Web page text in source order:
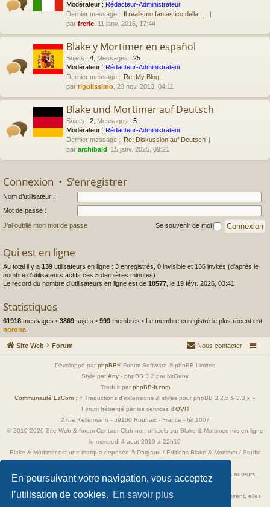
En poursuivant votre navigation, vous acceptez
l’utilisation de cookies. En savoir plus
Modérateur : Rédacteur-Administrateur
Dernier message : Il realismo fantastico della …
par freric , 11 janv. 2016, 17:44
Blake y Mortimer en español
Sujets : 4 Messages : 25
Modérateur : Rédacteur-Administrateur
Dernier message : Re: My Blog
par rigolissimo , 23 nov. 2013, 04:11
Blake und Mortimer auf Deutsch
Sujets : 2 Messages : 5
Modérateur : Rédacteur-Administrateur
Dernier message : Re: Diskussion auf Deutsch
par archibald , 15 janv. 2025, 09:21
Connexion • S’enregistrer
Nom d’utilisateur :
Mot de passe :
J’ai oublié mon mot de passe Se souvenir de moi
Qui est en ligne
Au total il y a 139 utilisateurs en ligne : 3 enregistrés, 0 invisible et 136 invités (d’après le
nombre d’utilisateurs actifs ces 5 dernières minutes)
Le record du nombre d’utilisateurs en ligne est de 10577 , le 19 févr. 2026, 03:41
Statistiques
61918 messages • 3869 sujets • 999 membres • Le membre enregistré le plus récent est
norona
Site Web Forum Nous contacter
Développé par phpBB® Forum Software © phpBB Limited
Style par Arty - phpBB 3.2 par MrGaby
Traduit par phpBB-fr.com
Communauté EzCom : « Traductions d'extensions & styles pour phpBB 3.2.x & 3.3.x »
Forum hébergé par les services d’OVH
2 rue Kellermann - 59100 Roubaix - France - tél 1007
© 2010-2020 Site Web & forum Centaur Club non-officiels sur Blake & Mortimer, mis en ligne
le mercredi 4 aout 2010 à 22h10
Blake & Mortimer est une marque deposée © Dargaud / Editions Blake & Mortimer / Studio
Toutes les images incluses dans ces pages sont la propriété exclusive de leurs auteurs,
ayant droits et/ou éditeurs.
Elles ne sont ici qu'à titre de référence ou d'illustration. Si les propriétaires le désirent, elles